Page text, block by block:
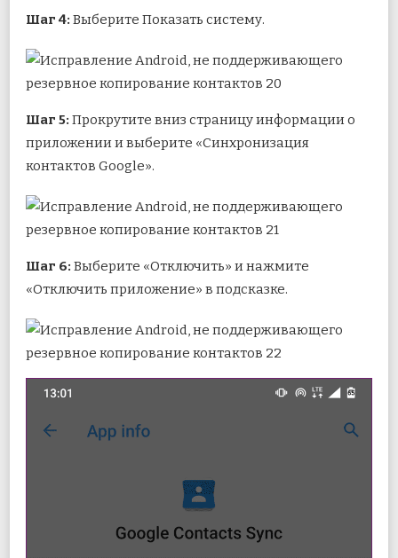
Шаг 4: Выберите Показать систему.
Шаг 5: Прокрутите вниз страницу информации о
приложении и выберите «Синхронизация
контактов Google».
Шаг 6: Выберите «Отключить» и нажмите
«Отключить приложение» в подсказке.